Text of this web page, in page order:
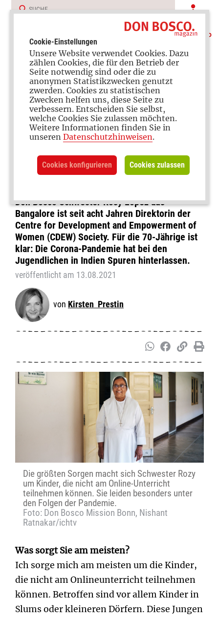
Pandemie
„Die jungen Menschen
brauchen ihr normales
Leben zurück“
Don Bosco Schwester Rosy Lopez aus
Bangalore ist seit acht Jahren Direktorin der
Centre for Development and Empowerment of
Women (CDEW) Society. Für die 70-Jährige ist
klar: Die Corona-Pandemie hat bei den
Jugendlichen in Indien Spuren hinterlassen.
veröffentlicht am 13.08.2021
Kirsten Prestin
Die größten Sorgen macht sich Schwester Rozy
um Kinder, die nicht am Online-Unterricht
teilnehmen können. Sie leiden besonders unter
den Folgen der Pandemie.
Foto: Don Bosco Mission Bonn, Nishant
Ratnakar/ichtv
Was sorgt Sie am meisten?
Ich sorge mich am meisten um die Kinder,
die nicht am Onlineunterricht teilnehmen
können. Betroffen sind vor allem Kinder in
Slums oder kleineren Dörfern. Diese Jungen
Cookie-Einstellungen
Unsere Website verwendet Cookies. Dazu
zählen Cookies, die für den Betrieb der
Seite notwendig sind oder die zu
anonymen Statistikzwecken genutzt
zwerden. Cookies zu statistischen
Zwecken helfen uns, diese Seite zu
verbessern. Entscheiden Sie selbst,
welche Cookies Sie zulassen möchten.
Weitere Informationen finden Sie in
unseren Datenschutzhinweisen.
Cookies konfigurieren Cookies zulassen